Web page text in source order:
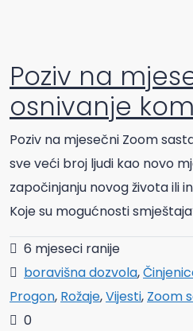
Poziv na
osnivanje
Poziv na mjesečni Zoom
sve veći broj ljudi kao novo
započinjanju novog života ili
Koje su mogućnosti
6 mjeseci ranije
boravišna dozvola,
Progon, Rožaje,Vijesti, Zoom
0